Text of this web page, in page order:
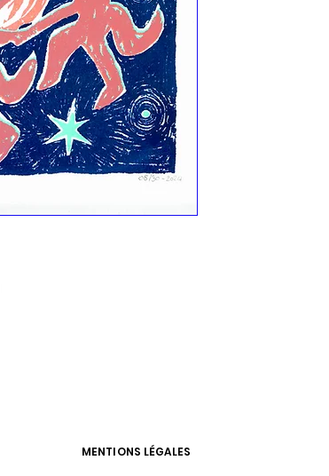
MENTIONS LÉGALES